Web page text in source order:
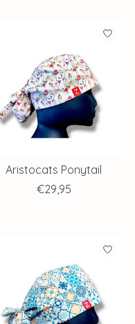
Aristocats Ponytail
€29,95